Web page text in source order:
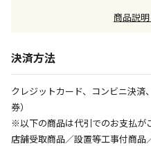
※ほか商品との同時
宅配のみでお届け
ません）
同時購入が可能です
商品説
決済方法
クレジットカード、コンビニ決
券）
※以下の商品は代引でのお支払が
店舗受取商品／設置等工事付商